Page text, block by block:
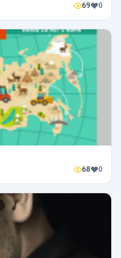
69 0
68 0